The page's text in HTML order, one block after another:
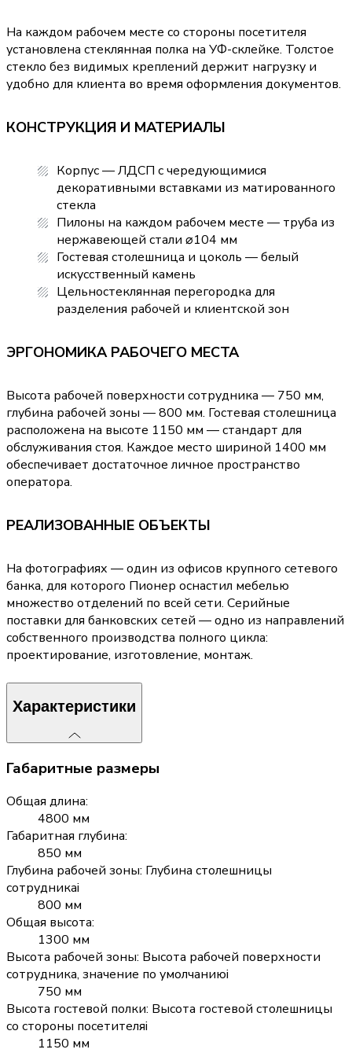
На каждом рабочем месте со стороны посетителя
установлена стеклянная полка на УФ-склейке. Толстое
стекло без видимых креплений держит нагрузку и
удобно для клиента во время оформления документов.
КОНСТРУКЦИЯ И МАТЕРИАЛЫ
Корпус — ЛДСП с чередующимися
декоративными вставками из матированного
стекла
Пилоны на каждом рабочем месте — труба из
нержавеющей стали ⌀104 мм
Гостевая столешница и цоколь — белый
искусственный камень
Цельностеклянная перегородка для
разделения рабочей и клиентской зон
ЭРГОНОМИКА РАБОЧЕГО МЕСТА
Высота рабочей поверхности сотрудника — 750 мм,
глубина рабочей зоны — 800 мм. Гостевая столешница
расположена на высоте 1150 мм — стандарт для
обслуживания стоя. Каждое место шириной 1400 мм
обеспечивает достаточное личное пространство
оператора.
РЕАЛИЗОВАННЫЕ ОБЪЕКТЫ
На фотографиях — один из офисов крупного сетевого
банка, для которого Пионер оснастил мебелью
множество отделений по всей сети. Серийные
поставки для банковских сетей — одно из направлений
собственного производства полного цикла:
проектирование, изготовление, монтаж.
Характеристики
Габаритные размеры
Общая длина:
4800 мм
Габаритная глубина:
850 мм
Глубина рабочей зоны: Глубина столешницы
сотрудникаi
800 мм
Общая высота:
1300 мм
Высота рабочей зоны: Высота рабочей поверхности
сотрудника, значение по умолчаниюi
750 мм
Высота гостевой полки: Высота гостевой столешницы
со стороны посетителяi
1150 мм